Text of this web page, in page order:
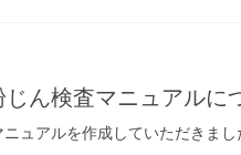
ん検査マニュアルに
ュアルを作成していただきまし